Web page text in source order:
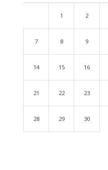
1 2
7 8 9
14 15 16
21 22 23
28 29 30